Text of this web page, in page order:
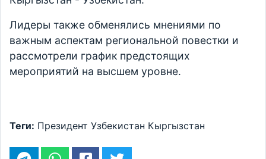
Лидеры также обменялись мнениями по
важным аспектам региональной повестки и
рассмотрели график предстоящих
мероприятий на высшем уровне.
Теги: Президент Узбекистан Кыргызстан